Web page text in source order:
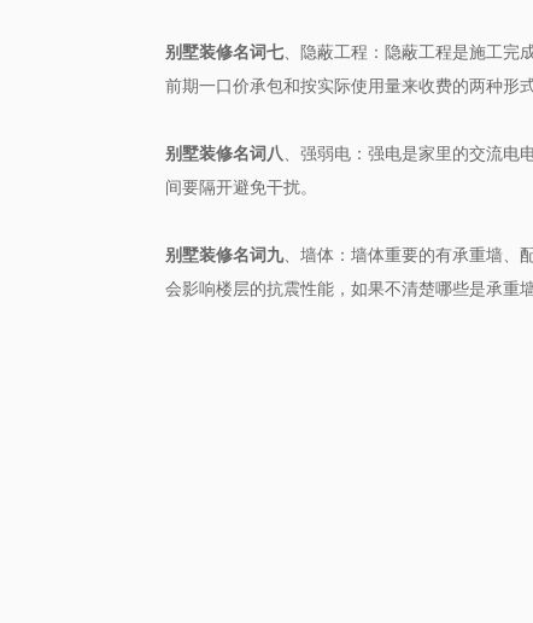
别墅装修名词七 、隐蔽工程：隐蔽工程是施工
前期一口价承包和按实际使用量来收费的两种形
别墅装修名词八
、强弱电：强电是家里的交流
间要隔开避免干扰。
别墅装修名词九、墙体：墙体重要的有承重墙、
会影响楼层的抗震性能，如果不清楚哪些是承重